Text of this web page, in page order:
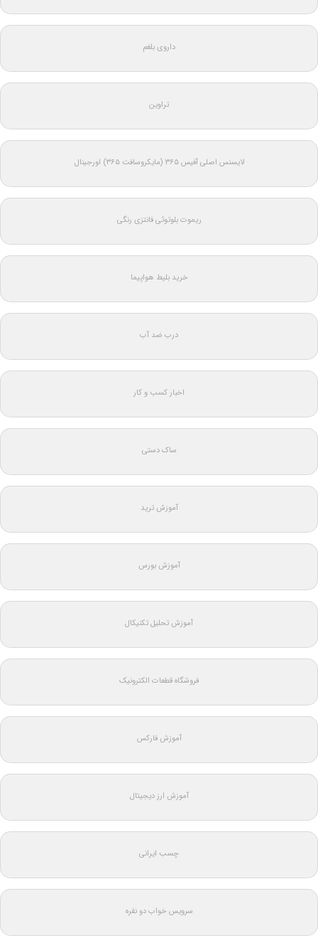
داروی بلغم
تراوین
لایسنس اصلی آفیس ۳۶۵ (مایکروسافت ۳۶۵) اورجینال
ریموت بلوتوثی فانتزی رنگی
خرید بلیط هواپیما
درب ضد آب
اخبار کسب و کار
ساک دستی
آموزش ترید
آموزش بورس
آموزش تحلیل تکنیکال
فروشگاه قطعات الکترونیک
آموزش فارکس
آموزش ارز دیجیتال
چسب ایرانی
سرویس خواب دو نفره